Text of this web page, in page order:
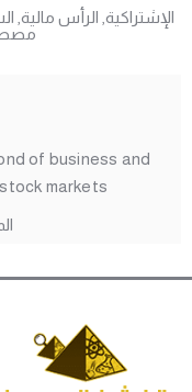
الإشتراكية الرأس مالية
of business and
markets